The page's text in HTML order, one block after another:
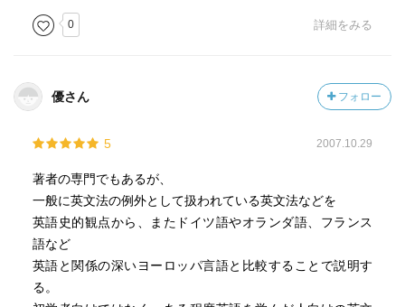
なかった。
という小ネタ的な部分はむしろ少なくて、やっぱり英文
項目として載っているので、オジサンのやり直し英語感が
ある。例えばWould thatの仮定法を使った感嘆文がなぜか何
のか？？( Would that he were here!, Would he were here!,
Oh, that he were here! (pp.114-5), Would that I were a bird.
(p.191), Would that I were young again. (p.246)）。他にも
「昭和の英文法」感漂う、項目がいくつかあって、個人的
にはそういう部分を楽しんだ。疑問詞の強調と言えばin the
worldとon earthが学校英語の定番だと思うが、the deuce,
えば急にdamnとかhellとか、そしてfの言葉まで使った例文
0 詳細をみる
優さん フォロー
5 2007.10.29
著者の専門でもあるが、
一般に英文法の例外として扱われている英文法などを
英語史的観点から、またドイツ語やオランダ語、フランス
語など
英語と関係の深いヨーロッパ言語と比較することで説明す
る。